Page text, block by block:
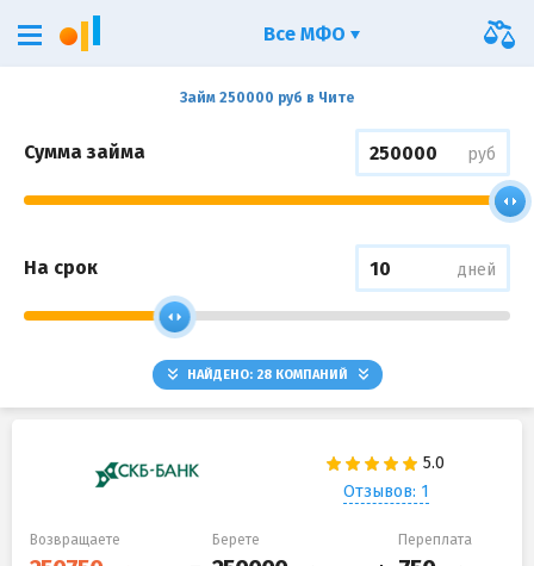
Займ 250000 руб в Чите
Сумма займа руб
На срок дней
НАЙДЕНО: 28КОМПАНИЙ
Отзывов: 1
Возвращаете Берете Переплата
Все МФО